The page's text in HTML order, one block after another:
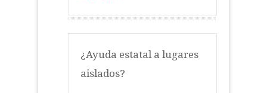
¿Ayuda estatal a lugares
aislados?